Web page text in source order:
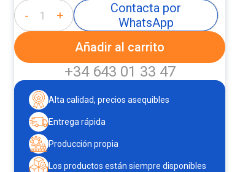
- +
Contacta por
WhatsApp
Añadir al carrito
+34 643 01 33 47
Alta calidad, precios asequibles
Entrega rápida
Producción propia
Los productos están siempre disponibles